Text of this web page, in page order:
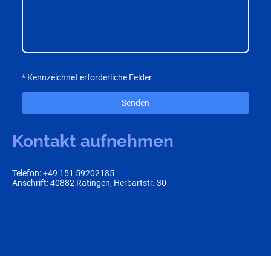
* Kennzeichnet erforderliche Felder
Senden
Kontakt aufnehmen
Telefon: +49 151 59202185
Anschrift: 40882 Ratingen, Herbartstr. 30